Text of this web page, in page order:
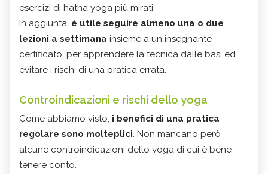
esercizi di hatha yoga più mirati.
In aggiunta, è utile seguire almeno una o due
lezioni a settimana insieme a un insegnante
certificato, per apprendere la tecnica dalle basi ed
evitare i rischi di una pratica errata.
Controindicazioni e rischi dello yoga
Come abbiamo visto, i benefici di una pratica
regolare sono molteplici. Non mancano però
alcune controindicazioni dello yoga di cui è bene
tenere conto.